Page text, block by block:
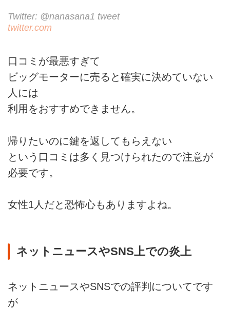
Twitter: @nanasana1 tweet
twitter.com
口コミが最悪すぎて
ビッグモーターに売ると確実に決めていない
人には
利用をおすすめできません。
帰りたいのに鍵を返してもらえない
という口コミは多く見つけられたので注意が
必要です。
女性1人だと恐怖心もありますよね。
ネットニュースやSNS上での炎上
ネットニュースやSNSでの評判についてです
が